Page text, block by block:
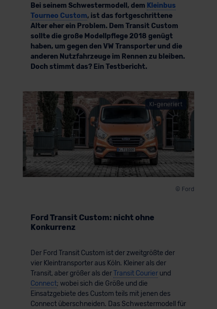
Bei seinem Schwestermodell, dem Kleinbus
Tourneo Custom, ist das fortgeschrittene
Alter eher ein Problem. Dem Transit Custom
sollte die große Modellpflege 2018 genügt
haben, um gegen den VW Transporter und die
anderen Nutzfahrzeuge im Rennen zu bleiben.
Doch stimmt das? Ein Testbericht.
KI-generiert
© Ford
Ford Transit Custom: nicht ohne
Konkurrenz
Der Ford Transit Custom ist der zweitgrößte der
vier Kleintransporter aus Köln. Kleiner als der
Transit, aber größer als derTransit Courierund
Connect; wobei sich die Größe und die
Einsatzgebiete des Custom teils mit jenen des
Connect überschneiden. Das Schwestermodell für